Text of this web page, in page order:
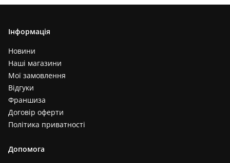
Інформація
Новини
Наші магазини
Мої замовлення
Відгуки
Франшиза
Договір оферти
Політика приватності
Допомога